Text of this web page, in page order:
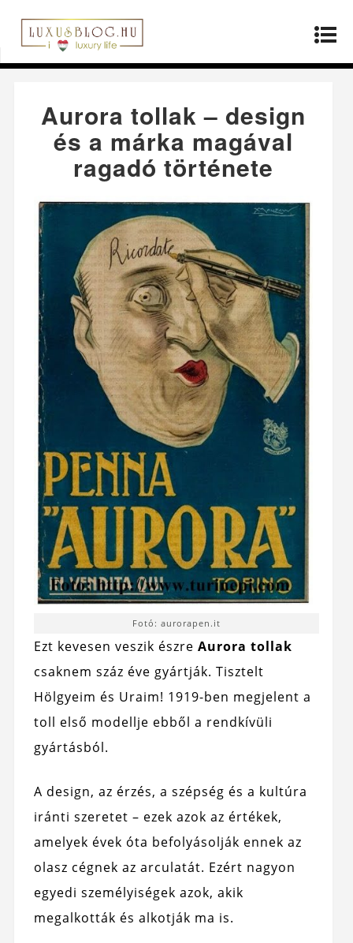
Kezdőlap»Producerek
Aurora tollak – design
és a márka magával ragadó története
Aurora tollak – design
és a márka magával
ragadó története
Fotó: aurorapen.it
Ezt kevesen veszik észre Aurora tollak
csaknem száz éve gyártják. Tisztelt
Hölgyeim és Uraim! 1919-ben megjelent a
toll első modellje ebből a rendkívüli
gyártásból.
A design, az érzés, a szépség és a kultúra
iránti szeretet – ezek azok az értékek,
amelyek évek óta befolyásolják ennek az
olasz cégnek az arculatát. Ezért nagyon
egyedi személyiségek azok, akik
megalkották és alkotják ma is.